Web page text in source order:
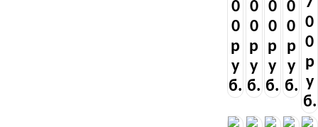
0
0
р
у
б.
0
0
р
у
б.
0
0
р
у
б.
0
0
р
у
б.
0
0
р
у
б.